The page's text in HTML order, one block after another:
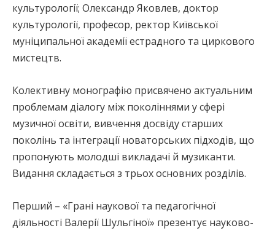
культурології; Олександр Яковлев, доктор
культурології, професор, ректор Київської
муніципальної академії естрадного та циркового
мистецтв.
Колективну монографію присвячено актуальним
проблемам діалогу між поколіннями у сфері
музичної освіти, вивчення досвіду старших
поколінь та інтеграції новаторських підходів, що
пропонують молодші викладачі й музиканти.
Видання складається з трьох основних розділів.
Перший – «Грані наукової та педагогічної
діяльності Валерії Шульгіної» презентує науково-